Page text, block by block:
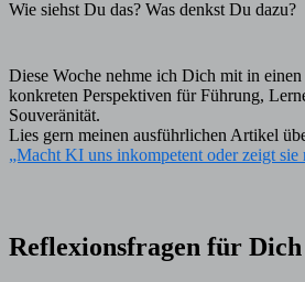
Wie siehst Du das? Was denkst Du dazu?
Diese Woche nehme ich Dich mit in
konkreten Perspektiven für Führung,
Souveränität.
Lies gern meinen ausführlichen Artikel
„Macht KI uns inkompetent oder zeigt
Reflexionsfragen für Dich